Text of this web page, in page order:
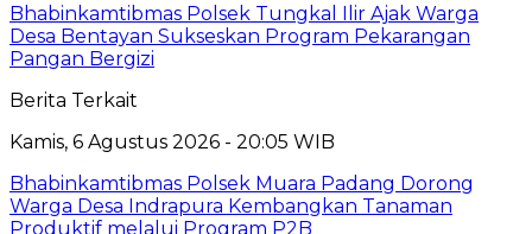
Bhabinkamtibmas Polsek Tungkal Ilir Ajak Warga
Desa Bentayan Sukseskan Program Pekarangan
Pangan Bergizi
Berita Terkait
Kamis, 6 Agustus 2026 - 20:05 WIB
Bhabinkamtibmas Polsek Muara Padang Dorong
Warga Desa Indrapura Kembangkan Tanaman
Produktif melalui Program P2B